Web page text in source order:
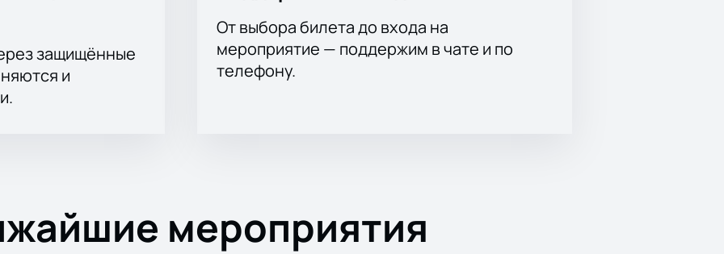
защищённые
и
От выбора билета до входа на
мероприятие — поддержим в чате и по
телефону.
мероприятия